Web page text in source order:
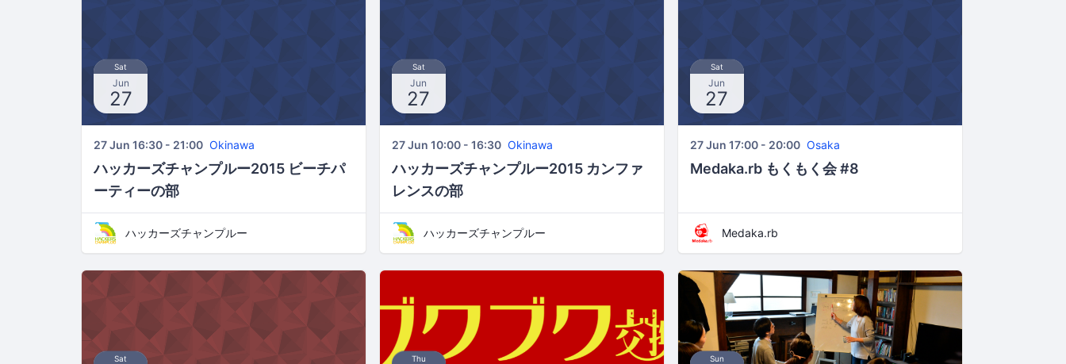
Sat
Jun
27
27 Jun 16:30 - 21:00 Okinawa
ハッカーズチャンプルー2015 ビーチパ
ーティーの部
ハッカーズチャンプルー
Sat
Jun
27
27 Jun 10:00 - 16:30 Okinawa
ハッカーズチャンプルー2015 カンファ
レンスの部
ハッカーズチャンプルー
Sat
Jun
27
27 Jun 17:00 - 20:00 Osaka
Medaka.rb もくもく会 #8
Medaka.rb
Sat Thu Sun